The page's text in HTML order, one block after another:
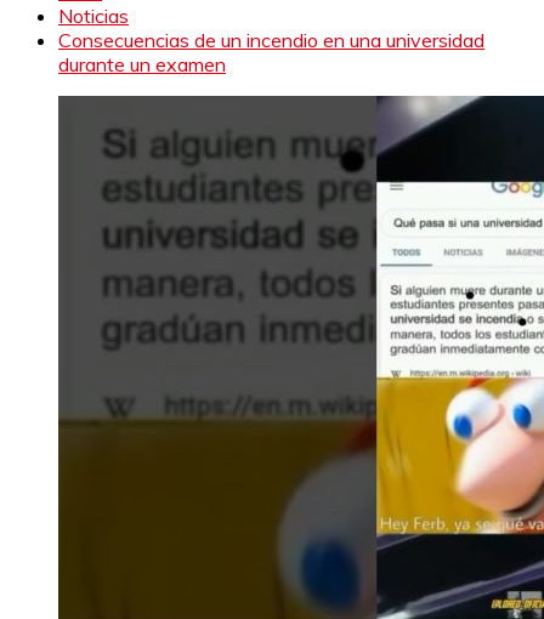
Noticias
Consecuencias de un incendio en una universidad
durante un examen